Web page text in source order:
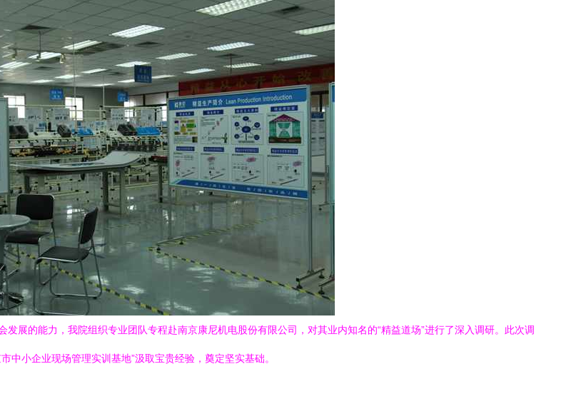
展的能力，我院组织专业团队专程赴南京康尼机电股份有限公司，对其业内知名的“精益道场”进行了深入调研。此次调
小企业现场管理实训基地”汲取宝贵经验，奠定坚实基础。